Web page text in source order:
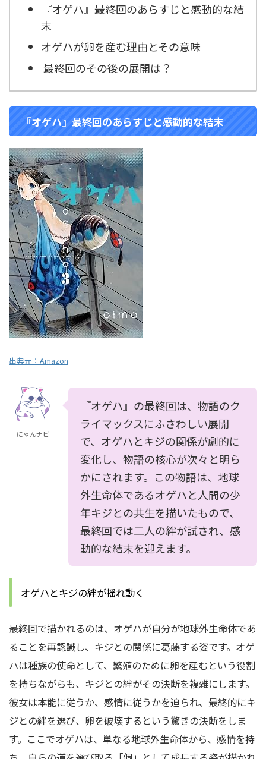
『オゲハ』最終回のあらすじと感動的な結
末
オゲハが卵を産む理由とその意味
最終回のその後の展開は？
『オゲハ』最終回のあらすじと感動的な結末
出典元： Amazon
にゃんナビ
『オゲハ』の最終回は、物語のク
ライマックスにふさわしい展開
で、オゲハとキジの関係が劇的に
変化し、物語の核心が次々と明ら
かにされます。この物語は、地球
外生命体であるオゲハと人間の少
年キジとの共生を描いたもので、
最終回では二人の絆が試され、感
動的な結末を迎えます。
オゲハとキジの絆が揺れ動く
最終回で描かれるのは、オゲハが自分が地球外生命体であ
ることを再認識し、キジとの関係に葛藤する姿です。オゲ
ハは種族の使命として、繁殖のために卵を産むという役割
を持ちながらも、キジとの絆がその決断を複雑にします。
彼女は本能に従うか、感情に従うかを迫られ、最終的にキ
ジとの絆を選び、卵を破壊するという驚きの決断をしま
す。ここでオゲハは、単なる地球外生命体から、感情を持